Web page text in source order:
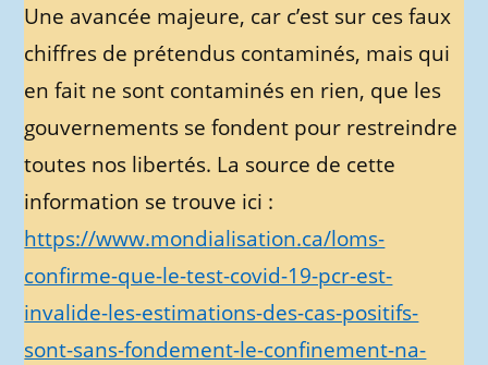
Une avancée majeure, car c’est sur ces faux
chiffres de prétendus contaminés, mais qui
en fait ne sont contaminés en rien, que les
gouvernements se fondent pour restreindre
toutes nos libertés. La source de cette
information se trouve ici :
https://www.mondialisation.ca/loms-
confirme-que-le-test-covid-19-pcr-est-
invalide-les-estimations-des-cas-positifs-
sont-sans-fondement-le-confinement-na-